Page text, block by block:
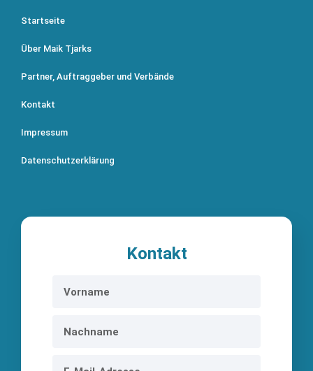
Startseite
Über Maik Tjarks
Partner, Auftraggeber und Verbände
Kontakt
Impressum
Datenschutzerklärung
Kontakt